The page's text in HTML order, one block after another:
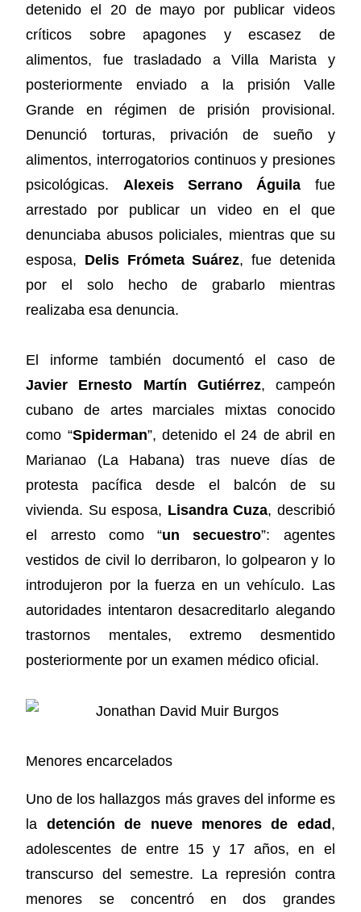
detenido el 20 de mayo por publicar videos
críticos sobre apagones y escasez de
alimentos, fue trasladado a Villa Marista y
posteriormente enviado a la prisión Valle
Grande en régimen de prisión provisional.
Denunció torturas, privación de sueño y
alimentos, interrogatorios continuos y presiones
psicológicas. Alexeis Serrano Águila fue
arrestado por publicar un video en el que
denunciaba abusos policiales, mientras que su
esposa, Delis Frómeta Suárez, fue detenida
por el solo hecho de grabarlo mientras
realizaba esa denuncia.
El informe también documentó el caso de
Javier Ernesto Martín Gutiérrez, campeón
cubano de artes marciales mixtas conocido
como “Spiderman”, detenido el 24 de abril en
Marianao (La Habana) tras nueve días de
protesta pacífica desde el balcón de su
vivienda. Su esposa, Lisandra Cuza, describió
el arresto como “un secuestro”: agentes
vestidos de civil lo derribaron, lo golpearon y lo
introdujeron por la fuerza en un vehículo. Las
autoridades intentaron desacreditarlo alegando
trastornos mentales, extremo desmentido
posteriormente por un examen médico oficial.
Menores encarcelados
Uno de los hallazgos más graves del informe es
la detención de nueve menores de edad,
adolescentes de entre 15 y 17 años, en el
transcurso del semestre. La represión contra
menores se concentró en dos grandes